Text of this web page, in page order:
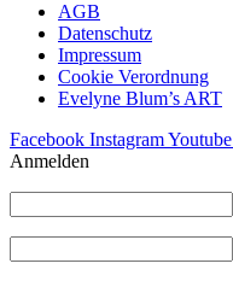
AGB
Datenschutz
Impressum
Cookie Verordnung
Evelyne Blum’s ART
Facebook InstagramYoutube
Anmelden